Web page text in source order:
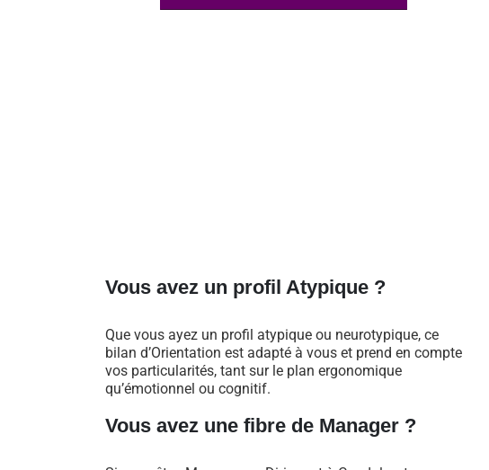
Vous avez un profil Atypique ?
Que vous ayez un profil atypique ou neurotypique, ce
bilan d’Orientation est adapté à vous et prend en compte
vos particularités, tant sur le plan ergonomique
qu’émotionnel ou cognitif.
Vous avez une fibre de Manager ?